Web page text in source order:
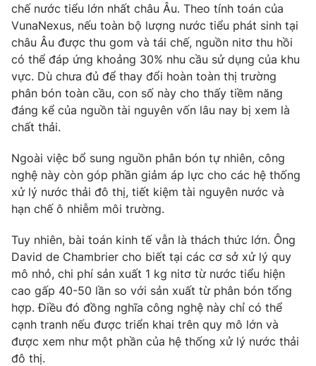
chế nước tiểu lớn nhất châu Âu. Theo tính toán của
VunaNexus, nếu toàn bộ lượng nước tiểu phát sinh tại
châu Âu được thu gom và tái chế, nguồn nitơ thu hồi
có thể đáp ứng khoảng 30% nhu cầu sử dụng của khu
vực. Dù chưa đủ để thay đổi hoàn toàn thị trường
phân bón toàn cầu, con số này cho thấy tiềm năng
đáng kể của nguồn tài nguyên vốn lâu nay bị xem là
chất thải.
Ngoài việc bổ sung nguồn phân bón tự nhiên, công
nghệ này còn góp phần giảm áp lực cho các hệ thống
xử lý nước thải đô thị, tiết kiệm tài nguyên nước và
hạn chế ô nhiễm môi trường.
Tuy nhiên, bài toán kinh tế vẫn là thách thức lớn. Ông
David de Chambrier cho biết tại các cơ sở xử lý quy
mô nhỏ, chi phí sản xuất 1 kg nitơ từ nước tiểu hiện
cao gấp 40-50 lần so với sản xuất từ phân bón tổng
hợp. Điều đó đồng nghĩa công nghệ này chỉ có thể
cạnh tranh nếu được triển khai trên quy mô lớn và
được xem như một phần của hệ thống xử lý nước thải
đô thị.